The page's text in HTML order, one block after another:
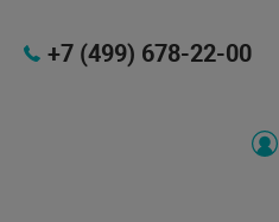
+7 (499) 678-22-00